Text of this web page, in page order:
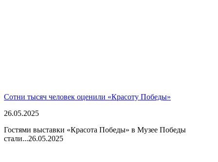
Сотни тысяч человек оценили «Красоту Победы»
26.05.2025
Гостями выставки «Красота Победы» в Музее Победы
стали...26.05.2025